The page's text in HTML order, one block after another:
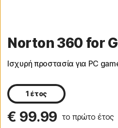
Norton 360 for
Ισχυρή προστασία για PC
1 έτος
€ 99.99 το πρώτο έτος